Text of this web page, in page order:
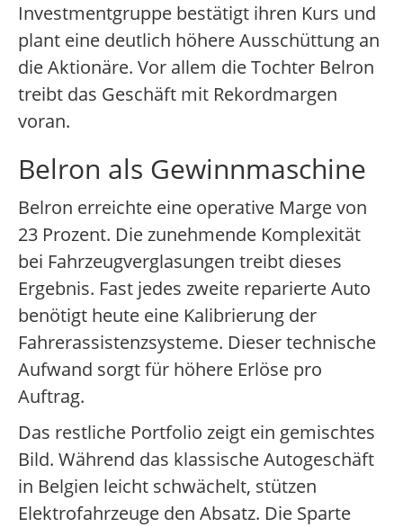
Investmentgruppe bestätigt ihren Kurs und
plant eine deutlich höhere Ausschüttung an
die Aktionäre. Vor allem die Tochter Belron
treibt das Geschäft mit Rekordmargen
voran.
Belron als Gewinnmaschine
Belron erreichte eine operative Marge von
23 Prozent. Die zunehmende Komplexität
bei Fahrzeugverglasungen treibt dieses
Ergebnis. Fast jedes zweite reparierte Auto
benötigt heute eine Kalibrierung der
Fahrerassistenzsysteme. Dieser technische
Aufwand sorgt für höhere Erlöse pro
Auftrag.
Das restliche Portfolio zeigt ein gemischtes
Bild. Während das klassische Autogeschäft
in Belgien leicht schwächelt, stützen
Elektrofahrzeuge den Absatz. Die Sparte